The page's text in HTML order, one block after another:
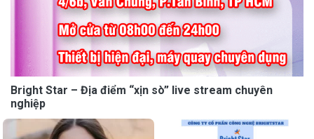
Bright Star – Địa điểm “xịn sò” live stream chuyên
nghiệp